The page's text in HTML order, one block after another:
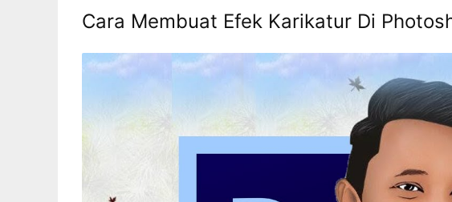
Cara Membuat Efek Karikatur Di